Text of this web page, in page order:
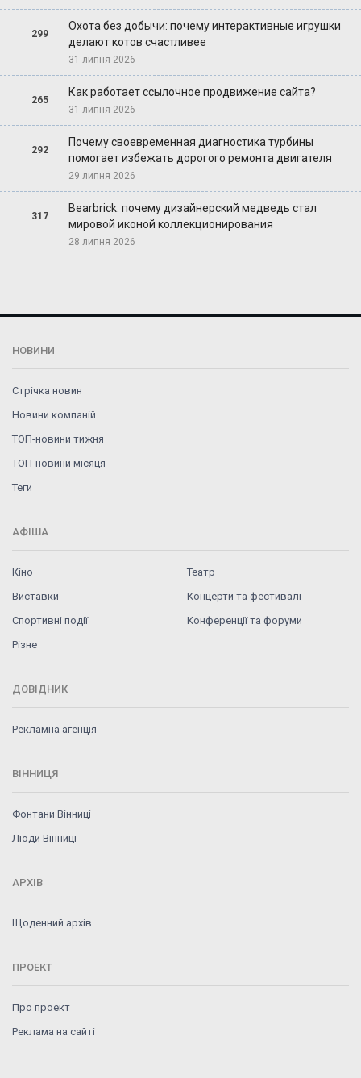
299
Охота без добычи: почему интерактивные игрушки
делают котов счастливее
31 липня 2026
265
Как работает ссылочное продвижение сайта?
31 липня 2026
292
Почему своевременная диагностика турбины
помогает избежать дорогого ремонта двигателя
29 липня 2026
317
Bearbrick: почему дизайнерский медведь стал
мировой иконой коллекционирования
28 липня 2026
НОВИНИ
Стрічка новин
Новини компаній
ТОП-новини тижня
ТОП-новини місяця
Теги
АФІША
Кіно
Театр
Виставки
Концерти та фестивалі
Спортивні події
Конференції та форуми
Різне
ДОВІДНИК
Рекламна агенція
ВІННИЦЯ
Фонтани Вінниці
Люди Вінниці
АРХІВ
Щоденний архів
ПРОЕКТ
Про проект
Реклама на сайті